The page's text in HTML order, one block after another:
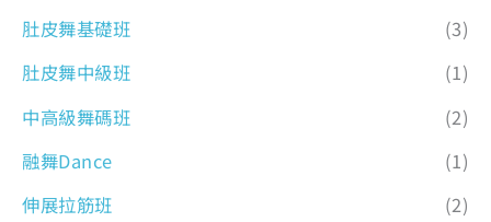
肚皮舞基礎班
(3)
肚皮舞中級班
(1)
中高級舞碼班
(2)
融舞Dance
(1)
伸展拉筋班
(2)